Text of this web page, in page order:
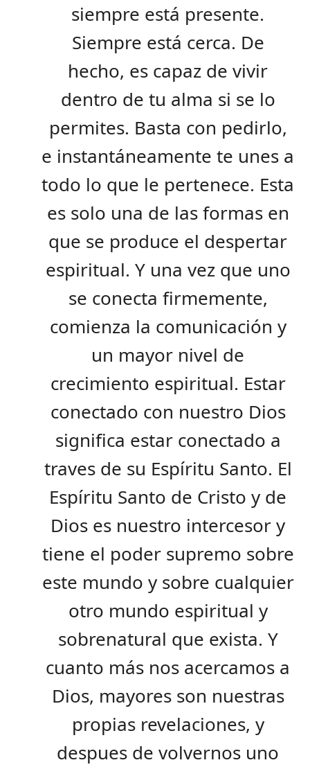
siempre está presente.
Siempre está cerca. De
hecho, es capaz de vivir
dentro de tu alma si se lo
permites. Basta con pedirlo,
e instantáneamente te unes a
todo lo que le pertenece. Esta
es solo una de las formas en
que se produce el despertar
espiritual. Y una vez que uno
se conecta firmemente,
comienza la comunicación y
un mayor nivel de
crecimiento espiritual. Estar
conectado con nuestro Dios
significa estar conectado a
traves de su Espíritu Santo. El
Espíritu Santo de Cristo y de
Dios es nuestro intercesor y
tiene el poder supremo sobre
este mundo y sobre cualquier
otro mundo espiritual y
sobrenatural que exista. Y
cuanto más nos acercamos a
Dios, mayores son nuestras
propias revelaciones, y
despues de volvernos uno